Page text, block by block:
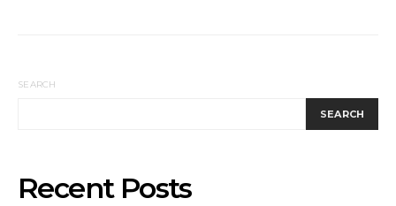
SEARCH
SEARCH
Recent Posts